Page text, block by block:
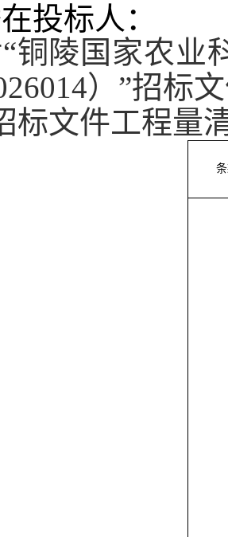
投标人：
铜陵国家农业
）”招标
标文件工程量